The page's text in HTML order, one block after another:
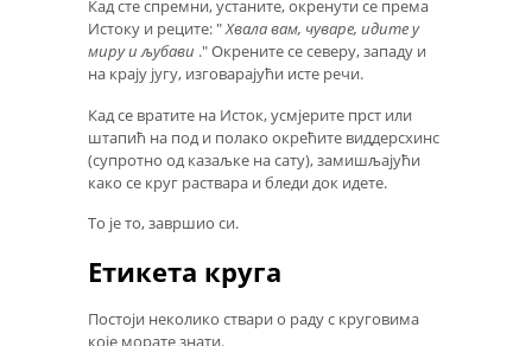
Кад сте спремни, устаните, окренути се према
Истоку и реците: "Хвала вам, чуваре, идите у
миру и љубави ." Окрените се северу, западу и
на крају југу, изговарајући исте речи.
Кад се вратите на Исток, усмјерите прст или
штапић на под и полако окрећите виддерсхинс
(супротно од казаљке на сату), замишљајући
како се круг раствара и бледи док идете.
То је то, завршио си.
Етикета круга
Постоји неколико ствари о раду с круговима
које морате знати.